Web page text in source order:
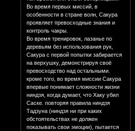
Во время первых миссий, в
особенности в стране волн, Сакура
проявляет превосходные знания и
контроль чакры.
Во время тренировок, лазанье по
деревьям без использования рук,
Сакура с первой попытки забирается
на верхушку, демонстрируя своё
превосходство над остальными.
кроме того, во время миссии Сакура
впервые понимает сложности жизни
ниндзя, когда думает, что Хаку убил
Саске. повторяя правила ниндзя
Тадзуна (ниндзя ни при каких
обстоятельствах не должен
показывать свои эмоции), пытается